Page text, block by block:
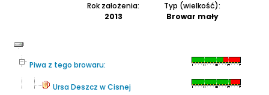
Rok założenia:
2013
Typ (wielkość):
Browar mały
Piwa z tego browaru:
Ursa Deszcz w Cisnej